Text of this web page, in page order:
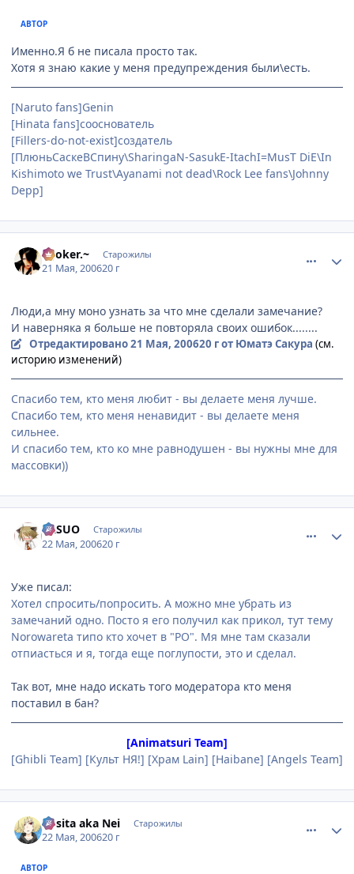
АВТОР
Именно.Я б не писала просто так.
Хотя я знаю какие у меня предупреждения были\есть.
[Naruto fans]Genin
[Hinata fans]сооснователь
[Fillers-do-not-exist]создатель
[ПлюньСаскеВСпину\SharingaN-SasukE-ItachI=MusT DiE\In
Kishimoto we Trust\Ayanami not dead\Rock Lee fans\Johnny
Depp]
~.Joker.~ Старожилы
21 Мая, 200620 г
Люди,а мну моно узнать за что мне сделали замечание?
И наверняка я больше не повторяла своих ошибок........
Отредактировано21 Мая, 200620 гот Юматэ Сакура (см.
историю изменений)
Спасибо тем, кто меня любит - вы делаете меня лучше.
Спасибо тем, кто меня ненавидит - вы делаете меня
сильнее.
И спасибо тем, кто ко мне равнодушен - вы нужны мне для
массовки))
YASUO Старожилы
22 Мая, 200620 г
Уже писал:
Хотел спросить/попросить. А можно мне убрать из
замечаний одно. Посто я его получил как прикол, тут тему
Norowareta типо кто хочет в "РО". Мя мне там сказали
отпиасться и я, тогда еще поглупости, это и сделал.
Так вот, мне надо искать того модератора кто меня
поставил в бан?
[Animatsuri Team]
[Ghibli Team] [Культ НЯ!] [Храм Lain] [Haibane] [Angels Team]
Rosita aka Nei Старожилы
22 Мая, 200620 г
АВТОР